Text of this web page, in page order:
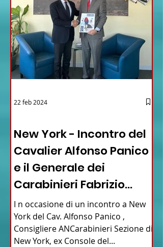
New York - Incontro del
Cavalier Alfonso Panico
e il Generale dei
Carabinieri Fabrizio
Parrulli
I n occasione di un incontro a New
York del Cav. Alfonso Panico ,
Consigliere ANCarabinieri Sezione di
New York, ex Console del...
22 feb 2024